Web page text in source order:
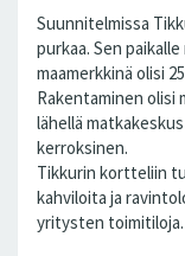
Suunnitelmissa
purkaa. Sen
maamerkkinä olisi
Rakentaminen olisi
lähellä
kerroksinen.
Tikkurin kortteliin
kahviloita ja
yritysten toimitiloja.